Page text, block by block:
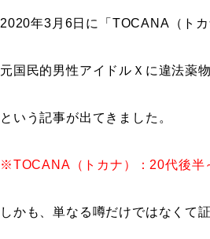
2020年3月6日に「TOCANA（ト
元国民的男性アイドルＸに違法薬
という記事が出てきました。
※TOCANA（トカナ）：20代後半
しかも、単なる噂だけではなくて